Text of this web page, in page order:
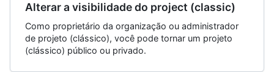
Alterar a visibilidade do project (classic)
Como proprietário da organização ou administrador
de projeto (clássico), você pode tornar um projeto
(clássico) público ou privado.